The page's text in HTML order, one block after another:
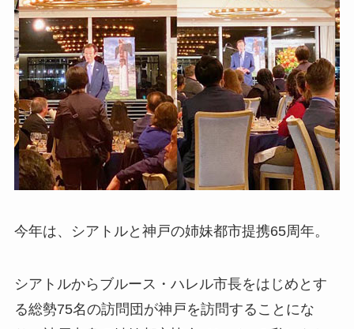
今年は、シアトルと神戸の姉妹都市提携65周年。
シアトルからブルース・ハレル市長をはじめとす
る総勢75名の訪問団が神戸を訪問することにな